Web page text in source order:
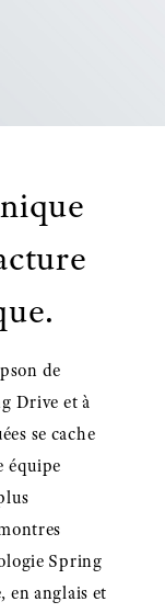
de
Drive et à
se cache
équipe
Spring
en anglais et